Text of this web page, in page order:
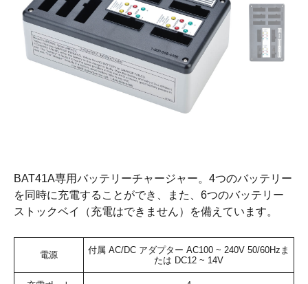
BAT41A専用バッテリーチャージャー。4つのバッテリー
を同時に充電することができ、また、6つのバッテリー
ストックベイ（充電はできません）を備えています。
電源
付属 AC/DC アダプター AC100 ~ 240V 50/60Hzま
たは DC12 ~ 14V